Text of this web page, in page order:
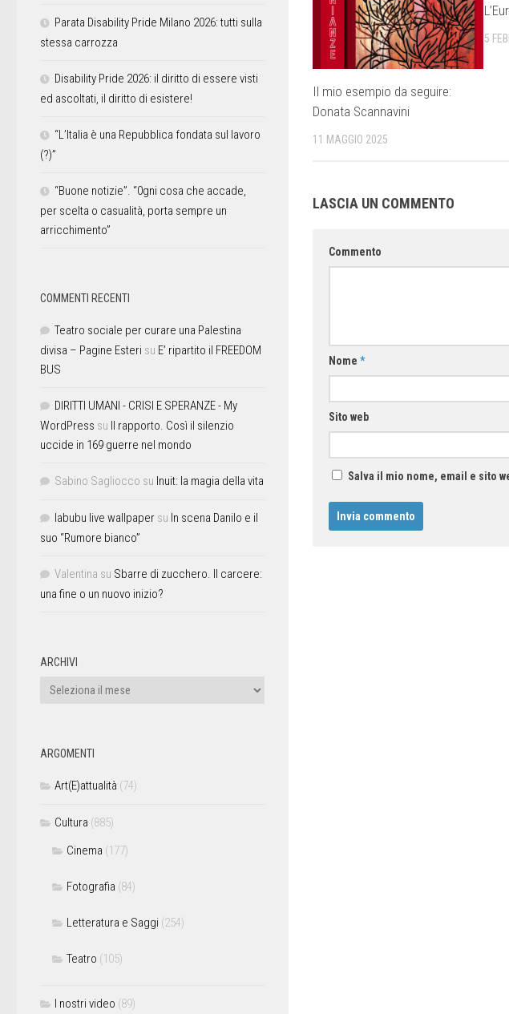
Il mio esempio da seguire:
Donata Scannavini
11 MAGGIO 2025
5
LASCIA UN COMMENTO
Commento
Nome *
Sito web
Salva il mio nome, email e sito
Parata Disability Pride Milano 2026: tutti sulla
stessa carrozza
Disability Pride 2026: il diritto di essere visti
ed ascoltati, il diritto di esistere!
“L’Italia è una Repubblica fondata sul lavoro
(?)”
“Buone notizie”. “0gni cosa che accade,
per scelta o casualità, porta sempre un
arricchimento”
COMMENTI RECENTI
Teatro sociale per curare una Palestina
divisa – Pagine Esteri su E’ ripartito il FREEDOM
BUS
DIRITTI UMANI - CRISI E SPERANZE - My
WordPress su Il rapporto. Così il silenzio
uccide in 169 guerre nel mondo
Sabino Sagliocco su Inuit: la magia della vita
labubu live wallpaper su In scena Danilo e il
suo “Rumore bianco”
Valentina su Sbarre di zucchero. Il carcere:
una fine o un nuovo inizio?
ARCHIVI
ARGOMENTI
Art(E)attualità (74)
Cultura (885)
Cinema (177)
Fotografia (84)
Letteratura e Saggi (254)
Teatro (105)
I nostri video (89)